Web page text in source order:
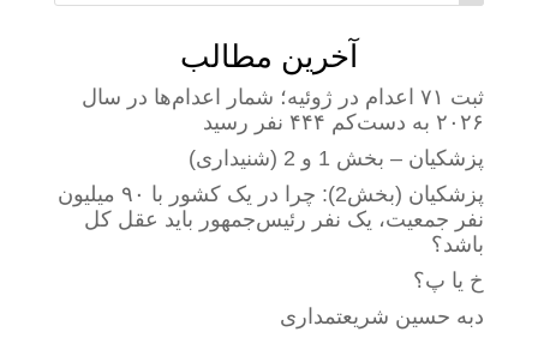
آخرین مطالب
ثبت ۷۱ اعدام در ژوئیه؛ شمار اعدام‌ها در سال
۲۰۲۶ به دست‌کم ۴۴۴ نفر رسید
پزشکیان – بخش 1 و 2 (شنیداری)
پزشکیان (بخش2): چرا در یک کشور با ۹۰ میلیون
نفر جمعیت، یک نفر رئیس‌جمهور باید عقل کل
باشد؟
خ یا پ؟
دبه حسین شریعتمداری